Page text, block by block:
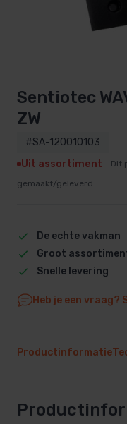
Sentiotec
ZW
#SA-120010103
Uit assortiment
Dit
gemaakt/geleverd.
De echte vakman
Groot
Snelle levering
Heb je een vraag?
Productinformatie